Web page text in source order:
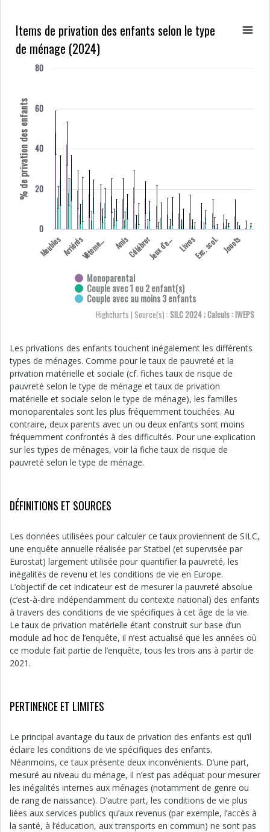
% de privation des enfants
Monoparental
Couple avec 1 ou 2 enfant(s)
Couple avec au moins 3 enfants
0
20
40
60
80
Highcharts | Source(s) : SILC 2024 ; Calculs : IWEPS
Items de privation des enfants selon le type
de ménage (2024)
MeublesArriérés V
ê
t
e
m
e
n
t
s AmisCélébrer J
e
u
x
d'
e
x
t
. LivresExc. scol. Jouets
Les privations des enfants touchent inégalement les différents
types de ménages. Comme pour le taux de pauvreté et la
privation matérielle et sociale (cf. fiches taux de risque de
pauvreté selon le type de ménage et taux de privation
matérielle et sociale selon le type de ménage), les familles
monoparentales sont les plus fréquemment touchées. Au
contraire, deux parents avec un ou deux enfants sont moins
fréquemment confrontés à des difficultés. Pour une explication
sur les types de ménages, voir la fiche taux de risque de
pauvreté selon le type de ménage.
DÉFINITIONS ET SOURCES
Les données utilisées pour calculer ce taux proviennent de SILC,
une enquête annuelle réalisée par Statbel (et supervisée par
Eurostat) largement utilisée pour quantifier la pauvreté, les
inégalités de revenu et les conditions de vie en Europe.
L’objectif de cet indicateur est de mesurer la pauvreté absolue
(c’est-à-dire indépendamment du contexte national) des enfants
à travers des conditions de vie spécifiques à cet âge de la vie.
Le taux de privation matérielle étant construit sur base d’un
module ad hoc de l’enquête, il n’est actualisé que les années où
ce module fait partie de l’enquête, tous les trois ans à partir de
2021.
PERTINENCE ET LIMITES
Le principal avantage du taux de privation des enfants est qu’il
éclaire les conditions de vie spécifiques des enfants.
Néanmoins, ce taux présente deux inconvénients. D’une part,
mesuré au niveau du ménage, il n’est pas adéquat pour mesurer
les inégalités internes aux ménages (notamment de genre ou
de rang de naissance). D’autre part, les conditions de vie plus
liées aux services publics qu’aux revenus (par exemple, l’accès à
la santé, à l’éducation, aux transports en commun) ne sont pas